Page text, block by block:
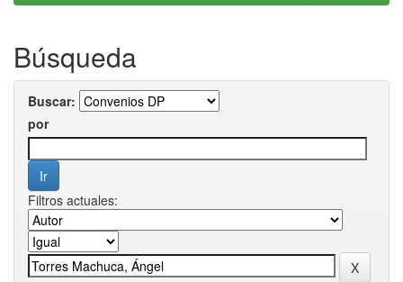
Búsqueda
Buscar:
por
Filtros actuales: